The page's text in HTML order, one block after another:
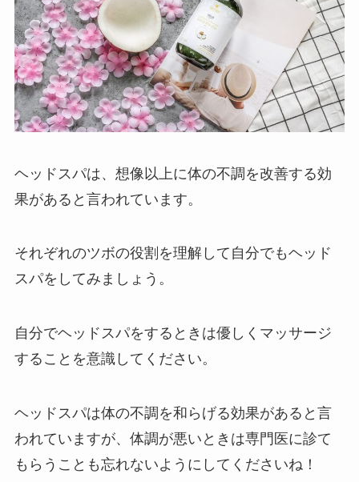
ヘッドスパは、想像以上に体の不調を改善する効
果があると言われています。
それぞれのツボの役割を理解して自分でもヘッド
スパをしてみましょう。
自分でヘッドスパをするときは優しくマッサージ
することを意識してください。
ヘッドスパは体の不調を和らげる効果があると言
われていますが、体調が悪いときは専門医に診て
もらうことも忘れないようにしてくださいね！